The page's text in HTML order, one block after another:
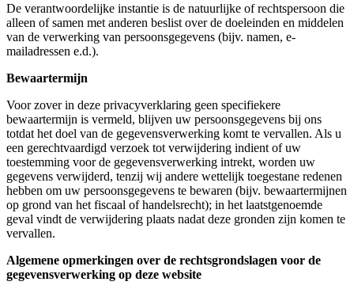
De verantwoordelijke instantie is de natuurlijke of rechtspersoon die
alleen of samen met anderen beslist over de doeleinden en middelen
van de verwerking van persoonsgegevens (bijv. namen, e-
mailadressen e.d.).
Bewaartermijn
Voor zover in deze privacyverklaring geen specifiekere
bewaartermijn is vermeld, blijven uw persoonsgegevens bij ons
totdat het doel van de gegevensverwerking komt te vervallen. Als u
een gerechtvaardigd verzoek tot verwijdering indient of uw
toestemming voor de gegevensverwerking intrekt, worden uw
gegevens verwijderd, tenzij wij andere wettelijk toegestane redenen
hebben om uw persoonsgegevens te bewaren (bijv. bewaartermijnen
op grond van het fiscaal of handelsrecht); in het laatstgenoemde
geval vindt de verwijdering plaats nadat deze gronden zijn komen te
vervallen.
Algemene opmerkingen over de rechtsgrondslagen voor de
gegevensverwerking op deze website